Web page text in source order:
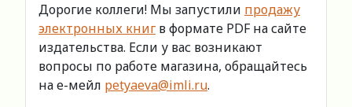
Дорогие коллеги! Мы запустили продажу
электронных книг в формате PDF на сайте
издательства. Если у вас возникают
вопросы по работе магазина, обращайтесь
на е-мейл petyaeva@imli.ru.